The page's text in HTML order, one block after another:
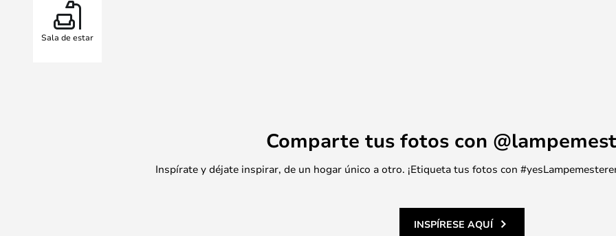
Sala de estar
Comparte tus fotos con
Inspírate y déjate inspirar, de un hogar único a otro. ¡Etiqueta tus fotos con
INSPÍRESE AQUÍ